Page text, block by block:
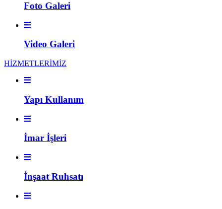
Foto Galeri
Video Galeri
HİZMETLERİMİZ
Yapı Kullanım
İmar İşleri
İnşaat Ruhsatı